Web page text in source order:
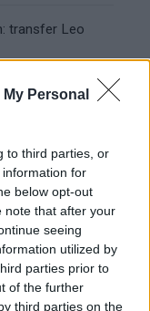
Personal
to third parties, or
for
below opt-out
note that after your
seeing
utilized by
parties prior to
of the further
third parties on the
transfer Leo
Ueda
af: dit staat
over
in de